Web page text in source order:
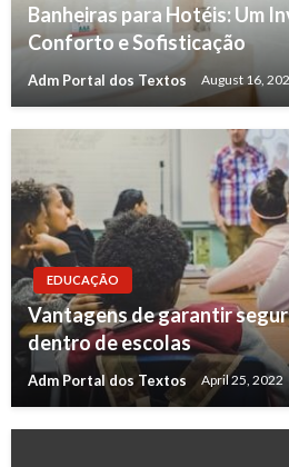
Banheiras para Hotéis: Um
Conforto e Sofisticação
Adm Portal dos Textos August 16,
EDUCAÇÃO
Vantagens de garantir
dentro de escolas
Adm Portal dos Textos April 25, 2022